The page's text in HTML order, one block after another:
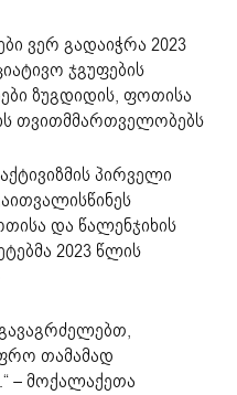
ვერ გადაიჭრა 2023
ჯგუფების
ზუგდიდის, ფოთისა
თვითმმართველობებს
პირველი
და წალენჯიხის
2023 წლის
თამამად
– მოქალაქეთა